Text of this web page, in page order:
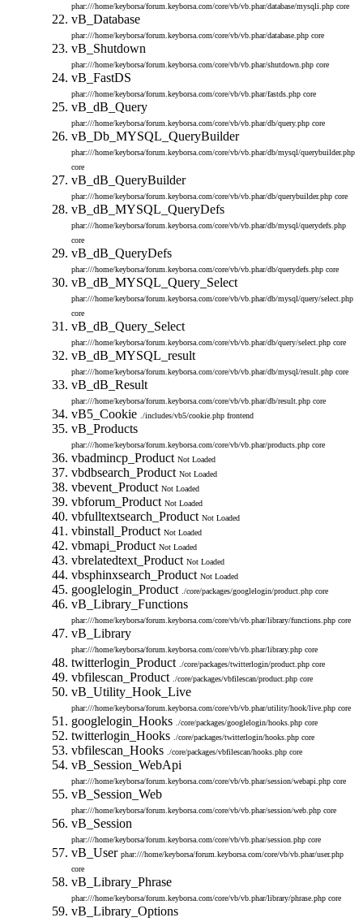
phar:///home/keyborsa/forum.keyborsa.com/core/vb/vb.phar/database/mysqli.php core
vB_Database
phar:///home/keyborsa/forum.keyborsa.com/core/vb/vb.phar/database.php core
vB_Shutdown
phar:///home/keyborsa/forum.keyborsa.com/core/vb/vb.phar/shutdown.php core
vB_FastDS
phar:///home/keyborsa/forum.keyborsa.com/core/vb/vb.phar/fastds.php core
vB_dB_Query
phar:///home/keyborsa/forum.keyborsa.com/core/vb/vb.phar/db/query.php core
vB_Db_MYSQL_QueryBuilder
phar:///home/keyborsa/forum.keyborsa.com/core/vb/vb.phar/db/mysql/querybuilder.php
core
vB_dB_QueryBuilder
phar:///home/keyborsa/forum.keyborsa.com/core/vb/vb.phar/db/querybuilder.php core
vB_dB_MYSQL_QueryDefs
phar:///home/keyborsa/forum.keyborsa.com/core/vb/vb.phar/db/mysql/querydefs.php
core
vB_dB_QueryDefs
phar:///home/keyborsa/forum.keyborsa.com/core/vb/vb.phar/db/querydefs.php core
vB_dB_MYSQL_Query_Select
phar:///home/keyborsa/forum.keyborsa.com/core/vb/vb.phar/db/mysql/query/select.php
core
vB_dB_Query_Select
phar:///home/keyborsa/forum.keyborsa.com/core/vb/vb.phar/db/query/select.php core
vB_dB_MYSQL_result
phar:///home/keyborsa/forum.keyborsa.com/core/vb/vb.phar/db/mysql/result.php core
vB_dB_Result
phar:///home/keyborsa/forum.keyborsa.com/core/vb/vb.phar/db/result.php core
vB5_Cookie ./includes/vb5/cookie.php frontend
vB_Products
phar:///home/keyborsa/forum.keyborsa.com/core/vb/vb.phar/products.php core
vbadmincp_Product Not Loaded
vbdbsearch_Product Not Loaded
vbevent_Product Not Loaded
vbforum_Product Not Loaded
vbfulltextsearch_Product Not Loaded
vbinstall_Product Not Loaded
vbmapi_Product Not Loaded
vbrelatedtext_Product Not Loaded
vbsphinxsearch_Product Not Loaded
googlelogin_Product ./core/packages/googlelogin/product.php core
vB_Library_Functions
phar:///home/keyborsa/forum.keyborsa.com/core/vb/vb.phar/library/functions.php core
vB_Library
phar:///home/keyborsa/forum.keyborsa.com/core/vb/vb.phar/library.php core
twitterlogin_Product ./core/packages/twitterlogin/product.php core
vbfilescan_Product ./core/packages/vbfilescan/product.php core
vB_Utility_Hook_Live
phar:///home/keyborsa/forum.keyborsa.com/core/vb/vb.phar/utility/hook/live.php core
googlelogin_Hooks ./core/packages/googlelogin/hooks.php core
twitterlogin_Hooks ./core/packages/twitterlogin/hooks.php core
vbfilescan_Hooks ./core/packages/vbfilescan/hooks.php core
vB_Session_WebApi
phar:///home/keyborsa/forum.keyborsa.com/core/vb/vb.phar/session/webapi.php core
vB_Session_Web
phar:///home/keyborsa/forum.keyborsa.com/core/vb/vb.phar/session/web.php core
vB_Session
phar:///home/keyborsa/forum.keyborsa.com/core/vb/vb.phar/session.php core
vB_User phar:///home/keyborsa/forum.keyborsa.com/core/vb/vb.phar/user.php
core
vB_Library_Phrase
phar:///home/keyborsa/forum.keyborsa.com/core/vb/vb.phar/library/phrase.php core
vB_Library_Options